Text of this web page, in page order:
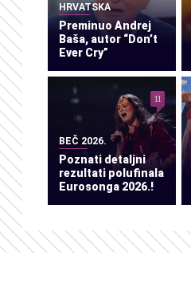
HRVATSKA
Preminuo Andrej
Baša, autor “Don’t
Ever Cry”
BEČ 2026.
Poznati detaljni
rezultati polufinala
Eurosonga 2026.!
11